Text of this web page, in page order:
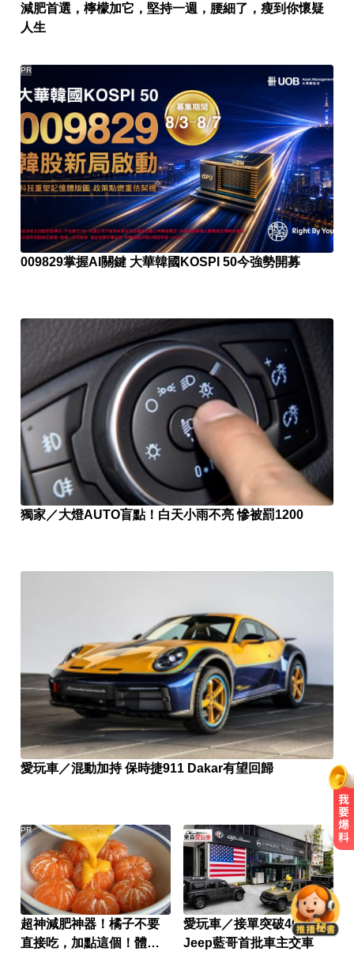
減肥首選，檸檬加它，堅持一週，腰細了，瘦到你懷疑
人生
009829掌握AI關鍵 大華韓國KOSPI 50今強勢開募
PR
獨家／大燈AUTO盲點！白天小雨不亮 慘被罰1200
愛玩車／混動加持 保時捷911 Dakar有望回歸
超神減肥神器！橘子不要
直接吃，加點這個！體重
PR
愛玩車／接單突破400張
Jeep藍哥首批車主交車
出國回台發燒狂拉！男竟罹傷寒 醫
示警：恐爆敗血症
「白海豚」逼近！最新暴風圈侵襲
率曝 一縣市達59％